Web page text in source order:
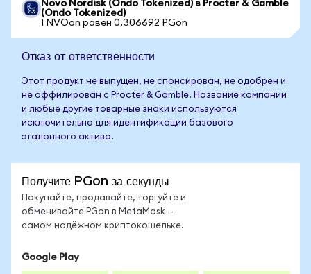
Novo Nordisk (Ondo Tokenized) в Procter & Gamble
(Ondo Tokenized)
1 NVOon равен 0,306692 PGon
Отказ от ответственности
Этот продукт не выпущен, не спонсирован, не одобрен и
не аффилирован с Procter & Gamble. Название компании
и любые другие товарные знаки используются
исключительно для идентификации базового
эталонного актива.
Получите PGon за секунды
Покупайте, продавайте, торгуйте и
обменивайте PGon в MetaMask —
самом надёжном криптокошельке.
Google Play